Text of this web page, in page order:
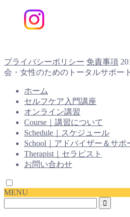
プライバシーポリシー 免責事項
会・女性のためのトータルサポー
ホーム
セルフケア入門講座
オンライン講習
Course｜講習について
Schedule｜スケジュール
School｜アドバイザー＆サポ
Therapist｜セラピスト
お問い合わせ
MENU